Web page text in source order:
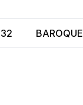
BAROQUE